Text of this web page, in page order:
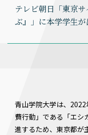
テレビ朝日「東京
ぶ』」に本学学生
青山学院大学は、
費行動」である「エシ
進するため、東京都が